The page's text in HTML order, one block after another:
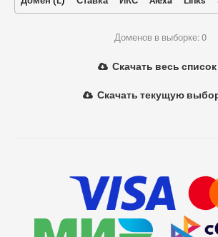
Доменов в выборке: 0
Скачать весь список
Скачать текущую